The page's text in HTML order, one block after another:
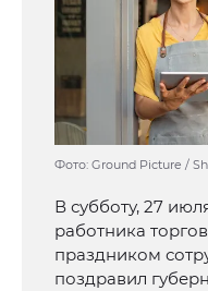
Фото: Ground Picture /
В субботу, 27
работника
праздником
поздравил